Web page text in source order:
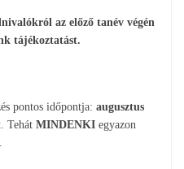
az előző tanév végén
tájékoztatást.
pontos időpontja: augusztus
Tehát MINDENKI egyazon